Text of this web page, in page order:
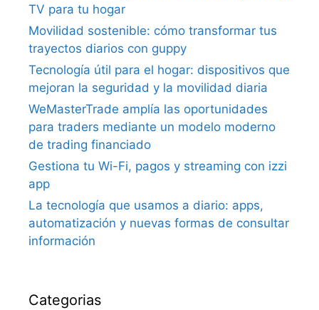
TV para tu hogar
Movilidad sostenible: cómo transformar tus
trayectos diarios con guppy
Tecnología útil para el hogar: dispositivos que
mejoran la seguridad y la movilidad diaria
WeMasterTrade amplía las oportunidades
para traders mediante un modelo moderno
de trading financiado
Gestiona tu Wi-Fi, pagos y streaming con izzi
app
La tecnología que usamos a diario: apps,
automatización y nuevas formas de consultar
información
Categorias